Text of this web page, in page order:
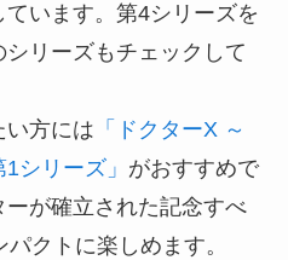
います。第4シリーズを
リーズもチェックして
い方には 「ドクターX ～
シリーズ」 がおすすめで
が確立された記念すべ
クトに楽しめます。